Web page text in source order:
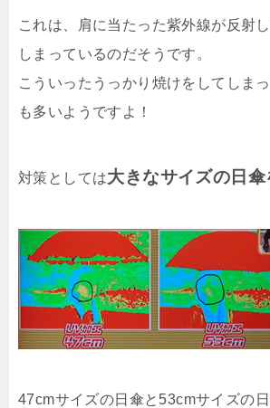
これは、肩に当たった紫外線が反射
しまっているのだそうです。
こういったうっかり焼けをしてしま
も多いようですよ！
対策としては大きなサイズの日傘
47cmサイズの日傘と53cmサイズの